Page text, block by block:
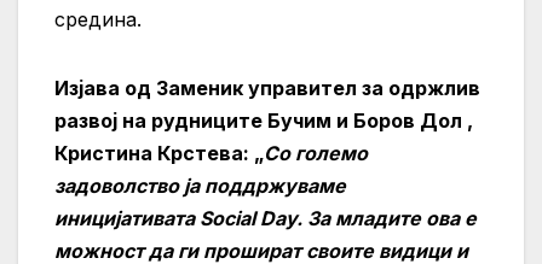
средина.
Изјава од Заменик управител за одржлив
развој на рудниците Бучим и Боров Дол ,
Кристина Крстева: „Со големо
задоволство ја поддржуваме
иницијативата Social Day. За младите ова е
можност да ги прошират своите видици и